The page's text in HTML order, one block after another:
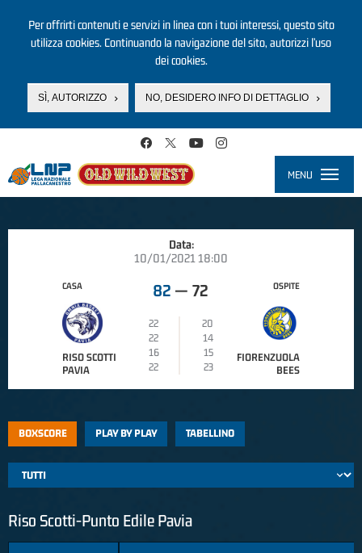
Per offrirti contenuti e servizi in linea con i tuoi interessi, questo sito
utilizza cookies. Continuando la navigazione del sito, autorizzi l’uso
dei cookies.
SÌ, AUTORIZZO NO, DESIDERO INFO DI DETTAGLIO
MENU
Data:
10/01/2021 18:00
CASA
RISO SCOTTI
PAVIA
82 — 72
22
20
22
14
16
15
22
23
OSPITE
FIORENZUOLA
BEES
BOXSCORE PLAY BY PLAY TABELLINO
Riso Scotti-Punto Edile Pavia